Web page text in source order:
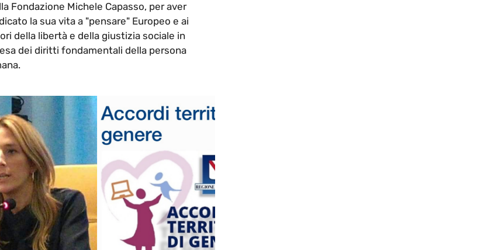
Fondazione Michele Capasso, per aver
la sua vita a "pensare" Europeo e ai
della libertà e della giustizia sociale in
dei diritti fondamentali della persona